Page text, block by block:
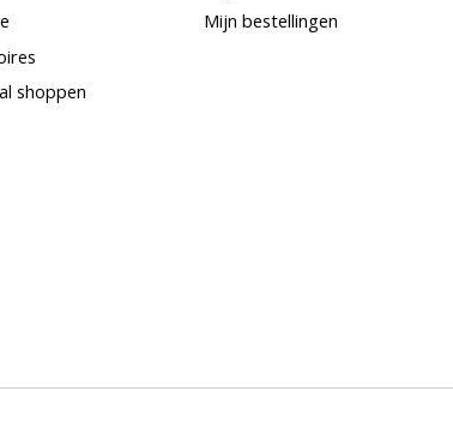
shoppen
Mijn bestellingen